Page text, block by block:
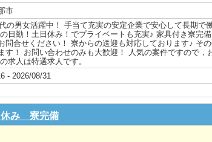
市
の男女活躍中！ 手当て充実の安定企業で安心して長期で
日勤！土日休み！でプライベートも充実♪ 家具付き寮完
問合せください！ 寮からの送迎も対応しております♪ そ
す！ お問い合わせのみも大歓迎！ 人気の案件ですので，
求人は特選求人です。
- 2026/08/31
休み 寮完備